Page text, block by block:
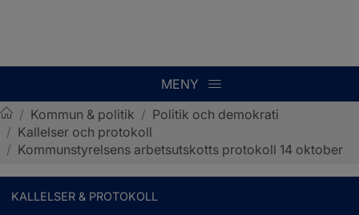
MENY
Sotenäs kommun
/ Kommun & politik / Politik och demokrati
/ Kallelser och protokoll
/ Kommunstyrelsens arbetsutskotts protokoll 14 oktober
KALLELSER & PROTOKOLL